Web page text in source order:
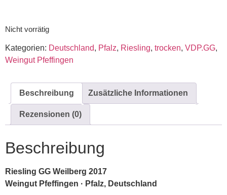
Nicht vorrätig
Kategorien: Deutschland, Pfalz, Riesling, trocken, VDP.GG,
Weingut Pfeffingen
Beschreibung Zusätzliche Informationen
Rezensionen (0)
Beschreibung
Riesling GG Weilberg 2017
Weingut Pfeffingen · Pfalz, Deutschland